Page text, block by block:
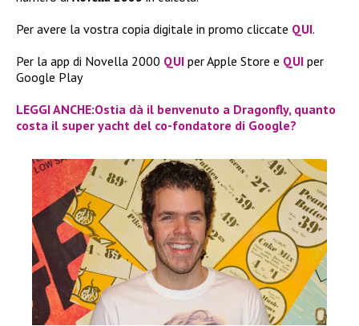
Per avere la vostra copia digitale in promo cliccate QUI.
Per la app di Novella 2000 QUI per Apple Store e QUI per
Google Play
LEGGI ANCHE:Ostia dà il benvenuto a Dragonfly, quanto
costa il super yacht del co-fondatore di Google?